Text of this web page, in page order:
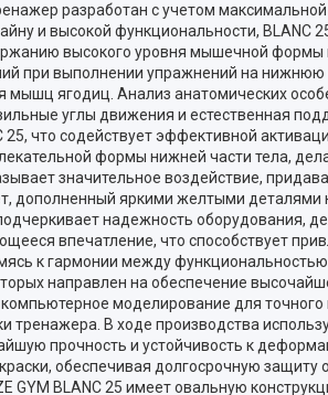
разработан с учетом
и высокой функциональности, BLANC
высокого уровня мышечной формы в
при выполнении упражнений на нижнюю
мышц ягодиц. Анализ анатомических
углы движения и естественная
25, что содействует эффективной
формы нижней части тела,
значительное воздействие,
дополненный яркими желтыми деталями
надежность оборудования,
впечатление, что способствует
к гармонии между
направлен на обеспечение
моделирование для
тренажера. В ходе производства
прочность и устойчивость к
обеспечивая долгосрочную
GYM BLANC 25 имеет овальную